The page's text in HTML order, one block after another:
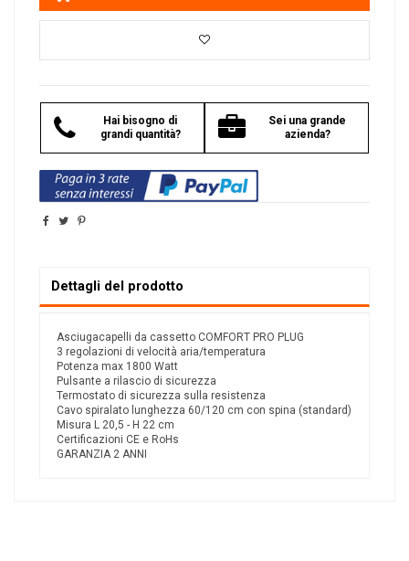
Hai bisogno di
grandi quantità?
Sei una grande
azienda?
Dettagli del prodotto
Asciugacapelli da cassetto COMFORT PRO PLUG
3 regolazioni di velocità aria/temperatura
Potenza max 1800 Watt
Pulsante a rilascio di sicurezza
Termostato di sicurezza sulla resistenza
Cavo spiralato lunghezza 60/120 cm con spina (standard)
Misura L 20,5 - H 22 cm
Certificazioni CE e RoHs
GARANZIA 2 ANNI